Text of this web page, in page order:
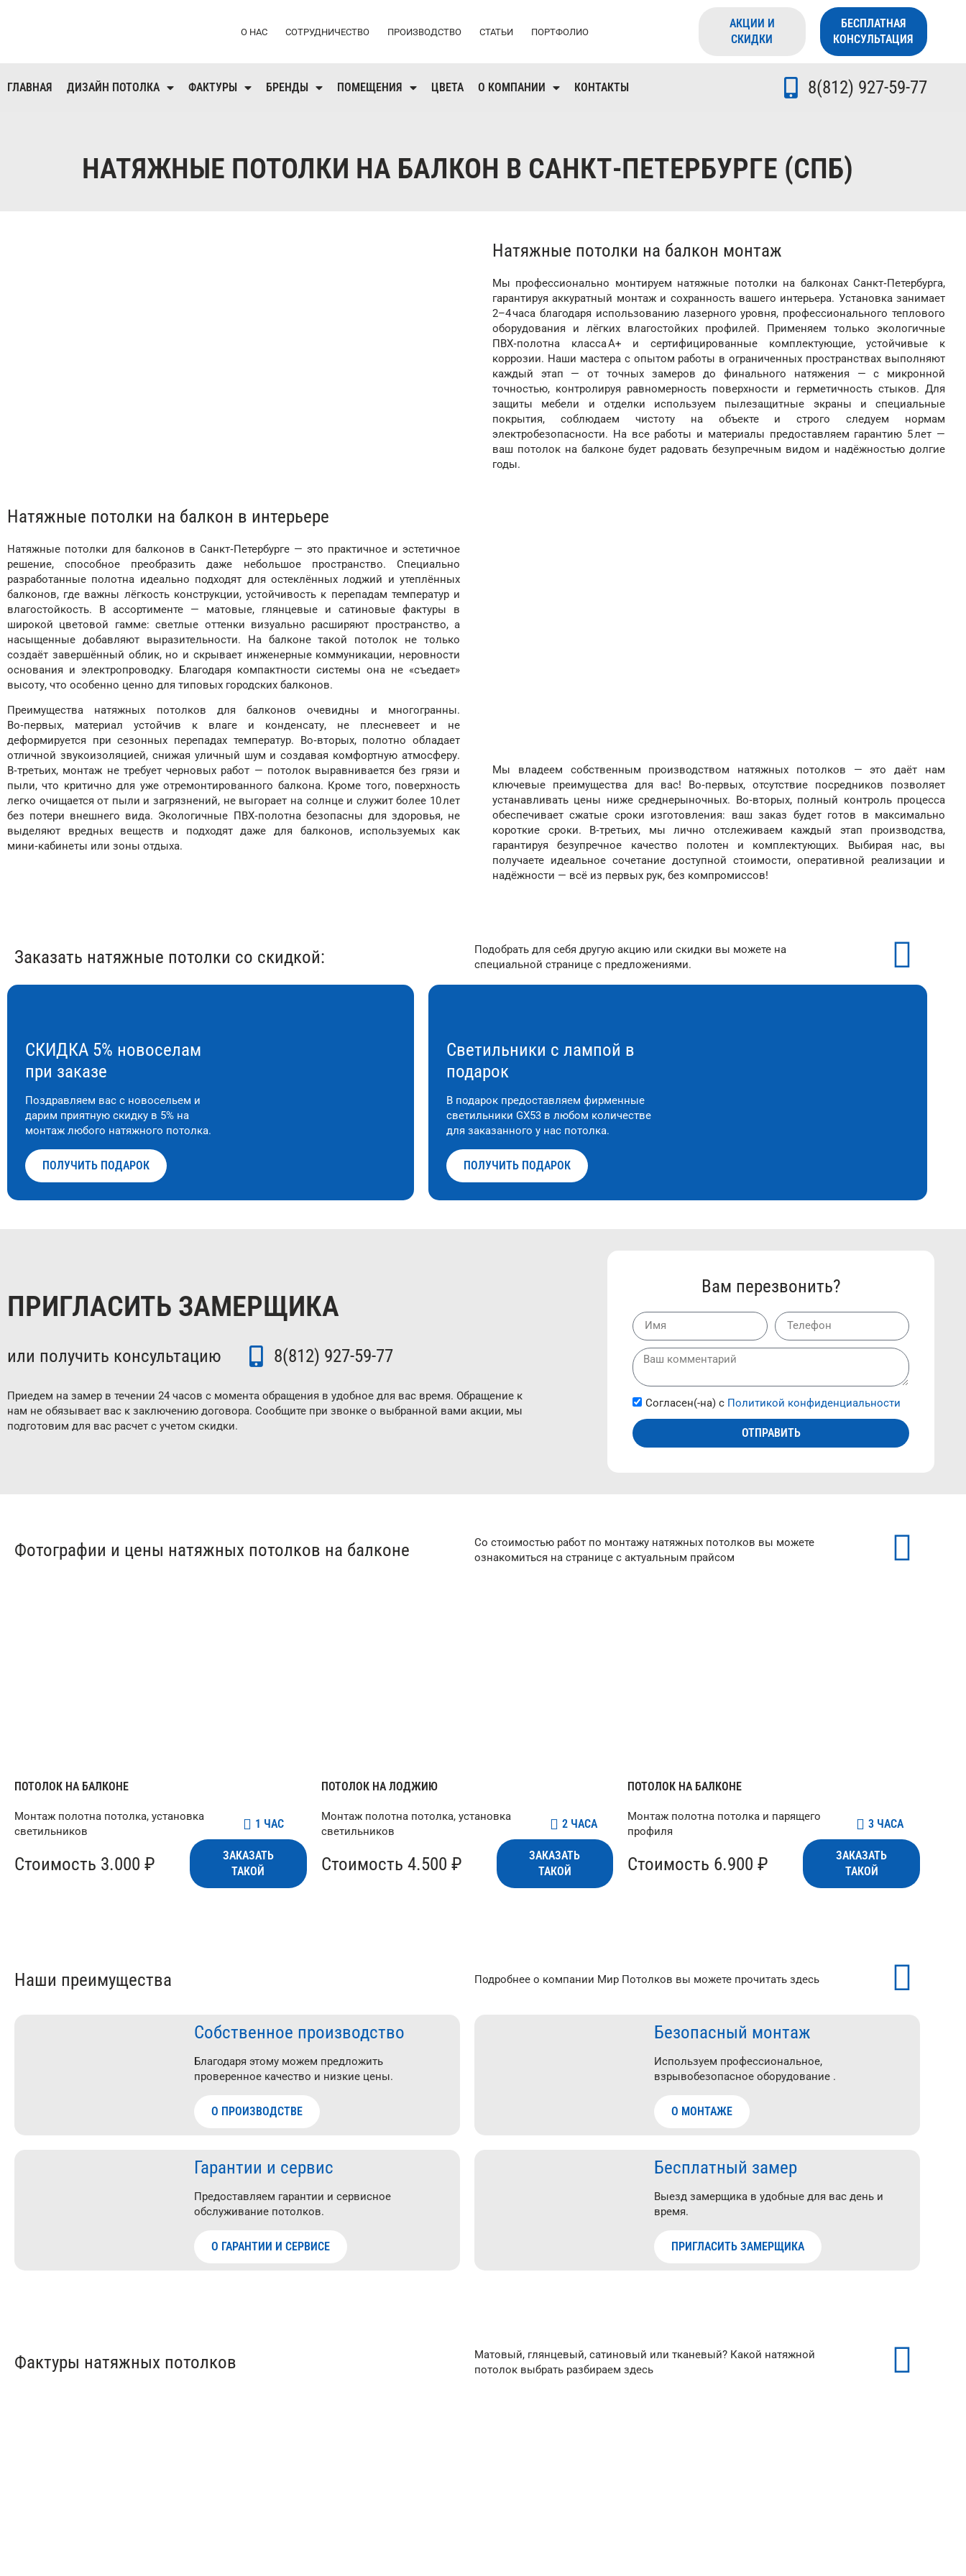
О НАС СОТРУДНИЧЕСТВО ПРОИЗВОДСТВО СТАТЬИ ПОРТФОЛИО
АКЦИИ И
СКИДКИ
БЕСПЛАТНАЯ
КОНСУЛЬТАЦИЯ
ГЛАВНАЯ ДИЗАЙН ПОТОЛКА ФАКТУРЫ БРЕНДЫ ПОМЕЩЕНИЯ ЦВЕТА О КОМПАНИИ КОНТАКТЫ 8(812) 927-59-77
НАТЯЖНЫЕ ПОТОЛКИ НА БАЛКОН В САНКТ-ПЕТЕРБУРГЕ (СПБ)
Натяжные потолки на балкон в интерьере
Натяжные потолки для балконов в Санкт‑Петербурге — это практичное и эстетичное
решение, способное преобразить даже небольшое пространство. Специально
разработанные полотна идеально подходят для остеклённых лоджий и утеплённых
балконов, где важны лёгкость конструкции, устойчивость к перепадам температур и
влагостойкость. В ассортименте — матовые, глянцевые и сатиновые фактуры в
широкой цветовой гамме: светлые оттенки визуально расширяют пространство, а
насыщенные добавляют выразительности. На балконе такой потолок не только
создаёт завершённый облик, но и скрывает инженерные коммуникации, неровности
основания и электропроводку. Благодаря компактности системы она не «съедает»
высоту, что особенно ценно для типовых городских балконов.
Преимущества натяжных потолков для балконов очевидны и многогранны.
Во‑первых, материал устойчив к влаге и конденсату, не плесневеет и не
деформируется при сезонных перепадах температур. Во‑вторых, полотно обладает
отличной звукоизоляцией, снижая уличный шум и создавая комфортную атмосферу.
В‑третьих, монтаж не требует черновых работ — потолок выравнивается без грязи и
пыли, что критично для уже отремонтированного балкона. Кроме того, поверхность
легко очищается от пыли и загрязнений, не выгорает на солнце и служит более 10 лет
без потери внешнего вида. Экологичные ПВХ‑полотна безопасны для здоровья, не
выделяют вредных веществ и подходят даже для балконов, используемых как
мини‑кабинеты или зоны отдыха.
Натяжные потолки на балкон монтаж
Мы профессионально монтируем натяжные потолки на балконах Санкт‑Петербурга,
гарантируя аккуратный монтаж и сохранность вашего интерьера. Установка занимает
2–4 часа благодаря использованию лазерного уровня, профессионального теплового
оборудования и лёгких влагостойких профилей. Применяем только экологичные
ПВХ‑полотна класса А+ и сертифицированные комплектующие, устойчивые к
коррозии. Наши мастера с опытом работы в ограниченных пространствах выполняют
каждый этап — от точных замеров до финального натяжения — с микронной
точностью, контролируя равномерность поверхности и герметичность стыков. Для
защиты мебели и отделки используем пылезащитные экраны и специальные
покрытия, соблюдаем чистоту на объекте и строго следуем нормам
электробезопасности. На все работы и материалы предоставляем гарантию 5 лет —
ваш потолок на балконе будет радовать безупречным видом и надёжностью долгие
годы.
Мы владеем собственным производством натяжных потолков — это даёт нам
ключевые преимущества для вас! Во‑первых, отсутствие посредников позволяет
устанавливать цены ниже среднерыночных. Во‑вторых, полный контроль процесса
обеспечивает сжатые сроки изготовления: ваш заказ будет готов в максимально
короткие сроки. В‑третьих, мы лично отслеживаем каждый этап производства,
гарантируя безупречное качество полотен и комплектующих. Выбирая нас, вы
получаете идеальное сочетание доступной стоимости, оперативной реализации и
надёжности — всё из первых рук, без компромиссов!
Заказать натяжные потолки со скидкой:
Подобрать для себя другую акцию или скидки вы можете на
специальной странице с предложениями.
СКИДКА 5% новоселам
при заказе
Поздравляем вас с новосельем и
дарим приятную скидку в 5% на
монтаж любого натяжного потолка.
ПОЛУЧИТЬ ПОДАРОК
Светильники с лампой в
подарок
В подарок предоставляем фирменные
светильники GX53 в любом количестве
для заказанного у нас потолка.
ПОЛУЧИТЬ ПОДАРОК
ПРИГЛАСИТЬ ЗАМЕРЩИКА
или получить консультацию 8(812) 927-59-77
Приедем на замер в течении 24 часов с момента обращения в удобное для вас время. Обращение к
нам не обязывает вас к заключению договора. Сообщите при звонке о выбранной вами акции, мы
подготовим для вас расчет с учетом скидки.
Вам перезвонить?
Согласен(-на) с Политикой конфиденциальности
ОТПРАВИТЬ
Фотографии и цены натяжных потолков на балконе
Со стоимостью работ по монтажу натяжных потолков вы можете
ознакомиться на странице с актуальным прайсом
ПОТОЛОК НА БАЛКОНЕ
Монтаж полотна потолка, установка
светильников
1 ЧАС
Стоимость 3.000 ₽
ЗАКАЗАТЬ
ТАКОЙ
ПОТОЛОК НА ЛОДЖИЮ
Монтаж полотна потолка, установка
светильников
2 ЧАСА
Стоимость 4.500 ₽
ЗАКАЗАТЬ
ТАКОЙ
ПОТОЛОК НА БАЛКОНЕ
Монтаж полотна потолка и парящего
профиля
3 ЧАСА
Стоимость 6.900 ₽
ЗАКАЗАТЬ
ТАКОЙ
Наши преимущества Подробнее о компании Мир Потолков вы можете прочитать здесь
Собственное производство
Благодаря этому можем предложить
проверенное качество и низкие цены.
О ПРОИЗВОДСТВЕ
Безопасный монтаж
Используем профессиональное,
взрывобезопасное оборудование .
О МОНТАЖЕ
Гарантии и сервис
Предоставляем гарантии и сервисное
обслуживание потолков.
О ГАРАНТИИ И СЕРВИСЕ
Бесплатный замер
Выезд замерщика в удобные для вас день и
время.
ПРИГЛАСИТЬ ЗАМЕРЩИКА
Фактуры натяжных потолков
Матовый, глянцевый, сатиновый или тканевый? Какой натяжной
потолок выбрать разбираем здесь